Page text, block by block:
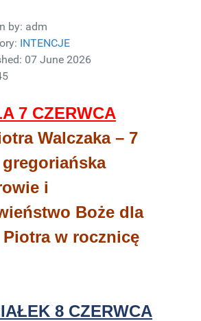
by: adm
INTENCJE
07 June 2026
7 CZERWCA
Walczaka – 7
gregoriańska
i
Boże dla
w rocznicę
8 CZERWCA